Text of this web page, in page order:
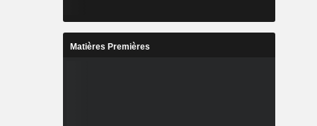
Matières Premières